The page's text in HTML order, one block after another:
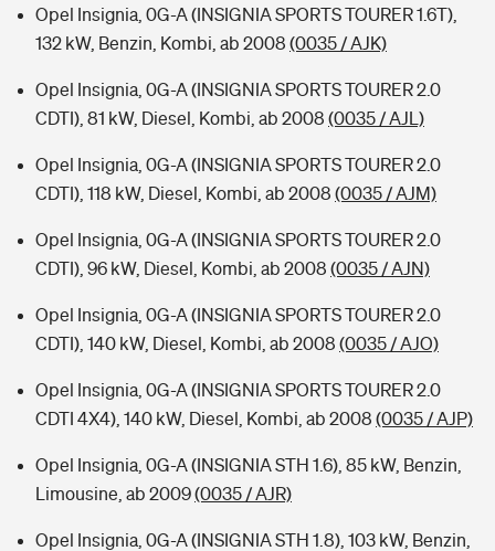
Opel Insignia, 0G-A (INSIGNIA SPORTS TOURER 1.6T),
132 kW, Benzin, Kombi, ab 2008 (0035 / AJK)
Opel Insignia, 0G-A (INSIGNIA SPORTS TOURER 2.0
CDTI), 81 kW, Diesel, Kombi, ab 2008 (0035 / AJL)
Opel Insignia, 0G-A (INSIGNIA SPORTS TOURER 2.0
CDTI), 118 kW, Diesel, Kombi, ab 2008 (0035 / AJM)
Opel Insignia, 0G-A (INSIGNIA SPORTS TOURER 2.0
CDTI), 96 kW, Diesel, Kombi, ab 2008 (0035 / AJN)
Opel Insignia, 0G-A (INSIGNIA SPORTS TOURER 2.0
CDTI), 140 kW, Diesel, Kombi, ab 2008 (0035 / AJO)
Opel Insignia, 0G-A (INSIGNIA SPORTS TOURER 2.0
CDTI 4X4), 140 kW, Diesel, Kombi, ab 2008 (0035 / AJP)
Opel Insignia, 0G-A (INSIGNIA STH 1.6), 85 kW, Benzin,
Limousine, ab 2009(0035 / AJR)
Opel Insignia, 0G-A (INSIGNIA STH 1.8), 103 kW, Benzin,